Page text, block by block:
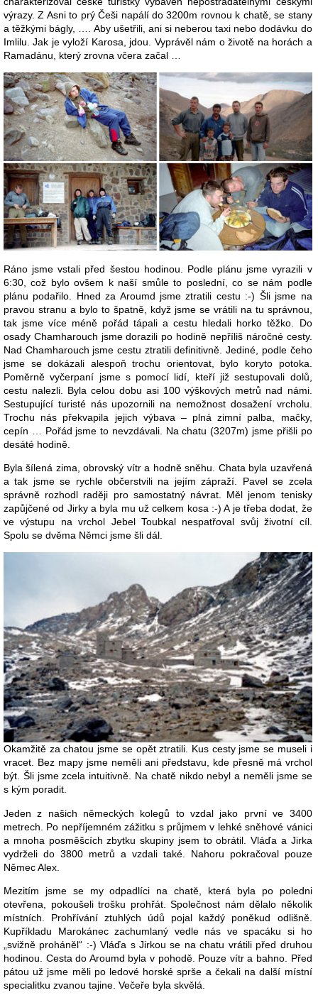
výrazy. Z Asni to prý Češi napálí do 3200m rovnou k chatě, se stany
a těžkými bágly, …. Aby ušetřili, ani si neberou taxi nebo dodávku do
Imlilu. Jak je vyloží Karosa, jdou. Vyprávěl nám o životě na horách a
Ramadánu, který zrovna včera začal …
Ráno jsme vstali před šestou hodinou. Podle plánu jsme vyrazili v
6:30, což bylo ovšem k naší smůle to poslední, co se nám podle
plánu podařilo. Hned za Aroumd jsme ztratili cestu :-) Šli jsme na
pravou stranu a bylo to špatně, když jsme se vrátili na tu správnou,
tak jsme více méně pořád tápali a cestu hledali horko těžko. Do
osady Chamharouch jsme dorazili po hodině nepříliš náročné cesty.
Nad Chamharouch jsme cestu ztratili definitivně. Jediné, podle čeho
jsme se dokázali alespoň trochu orientovat, bylo koryto potoka.
Poměrně vyčerpaní jsme s pomocí lidí, kteří již sestupovali dolů,
cestu nalezli. Byla celou dobu asi 100 výškových metrů nad námi.
Sestupující turisté nás upozornili na nemožnost dosažení vrcholu.
Trochu nás překvapila jejich výbava – plná zimní palba, mačky,
cepín … Pořád jsme to nevzdávali. Na chatu (3207m) jsme přišli po
desáté hodině.
Byla šílená zima, obrovský vítr a hodně sněhu. Chata byla uzavřená
a tak jsme se rychle občerstvili na jejím zápraží. Pavel se zcela
správně rozhodl raději pro samostatný návrat. Měl jenom tenisky
zapůjčené od Jirky a byla mu už celkem kosa :-) A je třeba dodat, že
ve výstupu na vrchol Jebel Toubkal nespatřoval svůj životní cíl.
Spolu se dvěma Němci jsme šli dál.
Okamžitě za chatou jsme se opět ztratili. Kus cesty jsme se museli i
vracet. Bez mapy jsme neměli ani představu, kde přesně má vrchol
být. Šli jsme zcela intuitivně. Na chatě nikdo nebyl a neměli jsme se
s kým poradit.
Jeden z našich německých kolegů to vzdal jako první ve 3400
metrech. Po nepříjemném zážitku s průjmem v lehké sněhové vánici
a mnoha posměšcích zbytku skupiny jsem to obrátil. Vláďa a Jirka
vydrželi do 3800 metrů a vzdali také. Nahoru pokračoval pouze
Němec Alex.
Mezitím jsme se my odpadlíci na chatě, která byla po poledni
otevřena, pokoušeli trošku prohřát. Společnost nám dělalo několik
místních. Prohřívání ztuhlých údů pojal každý poněkud odlišně.
Kupříkladu Marokánec zachumlaný vedle nás ve spacáku si ho
„svižně proháněl“ :-) Vláďa s Jirkou se na chatu vrátili před druhou
hodinou. Cesta do Aroumd byla v pohodě. Pouze vítr a bahno. Před
pátou už jsme měli po ledové horské sprše a čekali na další místní
specialitku zvanou tajine. Večeře byla skvělá.